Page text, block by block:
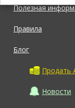
Полезная
Правила
Блог
Продать
Новости